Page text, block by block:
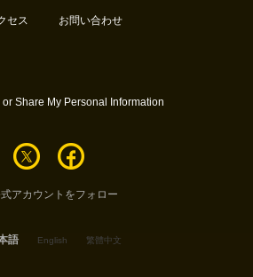
セス お問い合わせ
or Share My Personal Information
アカウントをフォロー
語 English 繁體中文